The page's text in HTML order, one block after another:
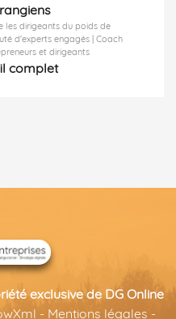
les dirigeants du poids de
d'experts engagés | Coach
et dirigeants
complet
exclusive de DG Online
- Mentions légales -